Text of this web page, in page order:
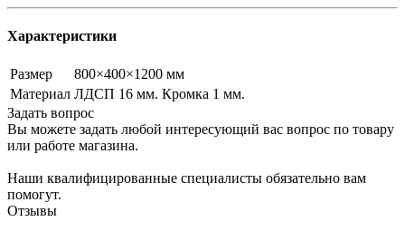
Характеристики
Размер
800×400×1200 мм
Материал ЛДСП 16 мм. Кромка 1 мм.
Задать вопрос
Вы можете задать любой интересующий вас вопрос по товару
или работе магазина.
Наши квалифицированные специалисты обязательно вам
помогут.
Отзывы